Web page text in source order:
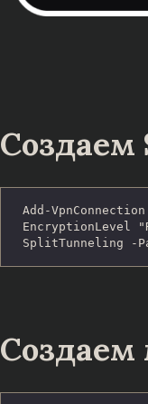
Создаем
Add-
EncryptionLevel
SplitTunneling -
Создаем